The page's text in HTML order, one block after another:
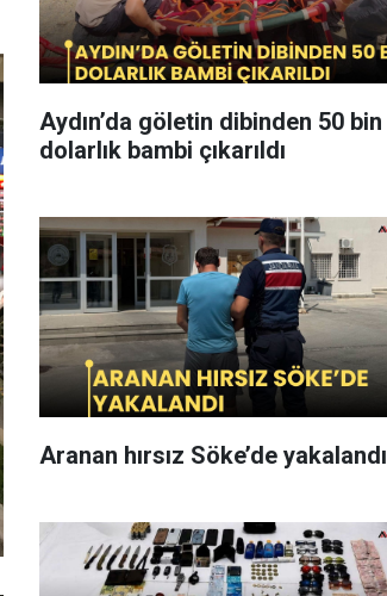
Aydın’da göletin dibinden 50 bin
dolarlık bambi çıkarıldı
Aranan hırsız Söke’de yakalandı